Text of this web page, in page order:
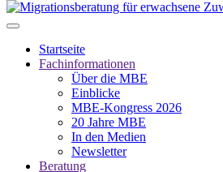
Startseite
Fachinformationen
Über die MBE
Einblicke
MBE-Kongress 2026
20 Jahre MBE
In den Medien
Newsletter
Beratung